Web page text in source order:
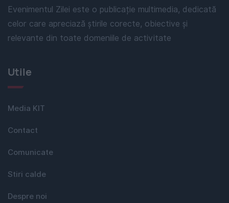
Evenimentul Zilei este o publicație multimedia, dedicată
celor care apreciază știrile corecte, obiective și
relevante din toate domeniile de activitate
Utile
Media KIT
Contact
Comunicate
Stiri calde
Despre noi